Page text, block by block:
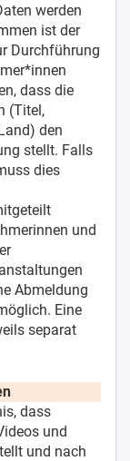
werden
ist der
Durchführung
dass die
(Titel,
den
stellt. Falls
dies
und
Abmeldung
Eine
separat
dass
und
und nach